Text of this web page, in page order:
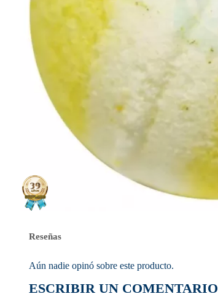
Reseñas
Aún nadie opinó sobre este producto.
ESCRIBIR UN COMENTARIO